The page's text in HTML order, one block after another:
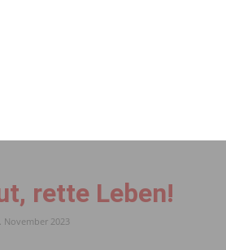
rette Leben!
November 2023